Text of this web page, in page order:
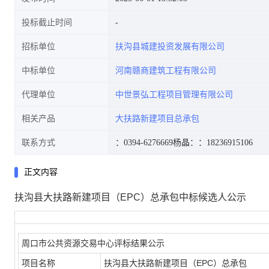
投标截止时间
招标单位 扶沟县城建投资发展有限公司
中标单位 河南赣商建筑工程有限公司
代理单位 中世景弘工程项目管理有限公司
相关产品 大扶路新建项目总承包
联系方式 ：0394-6276669杨晶： ：18236915106
正文内容
扶沟县大扶路新建项目（EPC）总承包中标候选人公示
周口市公共资源交易中心评标结果公示
项目名称 扶沟县大扶路新建项目（EPC）总承包